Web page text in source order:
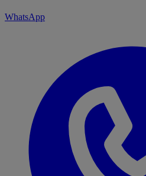
WhatsApp